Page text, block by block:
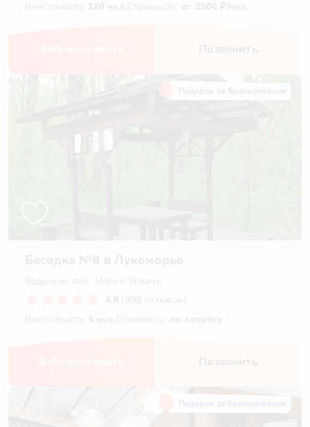
Вместимость
120 чел.Стоимость: от 3500 ₽/чел.
Позвонить
Беседка №6 в Лукоморье
Воронеж, пос. Новая Усмань
4.8 (938 отзывов)
Вместимость 4 чел.Стоимость: по запросу
Позвонить